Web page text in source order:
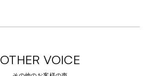
OTHER VOICE